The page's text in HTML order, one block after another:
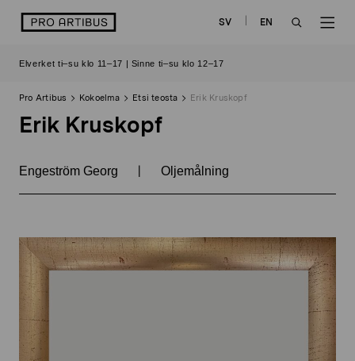
sisältöön
logo SV
EN
Elverket ti–su klo 11–17 | Sinne ti–su klo 12–17
Pro Artibus Kokoelma Etsi teosta Erik Kruskopf
Erik Kruskopf
Engeström Georg | Oljemålning